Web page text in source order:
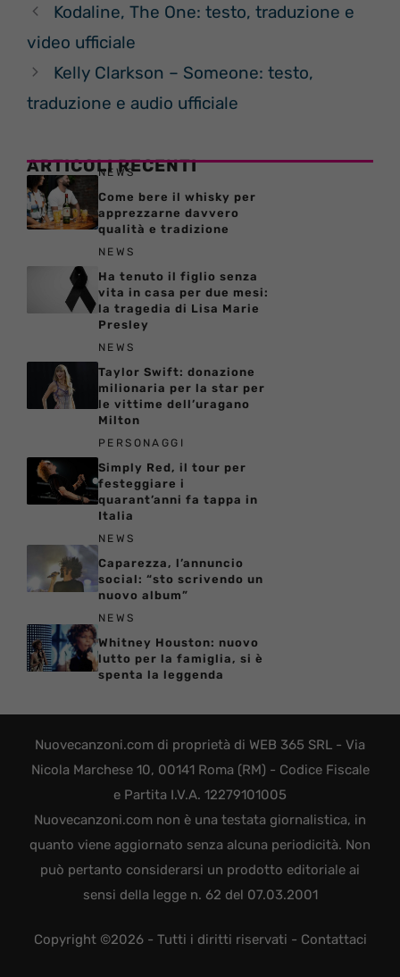
Kodaline, The One: testo, traduzione e
video ufficiale
Kelly Clarkson – Someone: testo,
traduzione e audio ufficiale
ARTICOLI RECENTI
NEWS
Come bere il whisky per
apprezzarne davvero
qualità e tradizione
NEWS
Ha tenuto il figlio senza
vita in casa per due mesi:
la tragedia di Lisa Marie
Presley
NEWS
Taylor Swift: donazione
milionaria per la star per
le vittime dell’uragano
Milton
PERSONAGGI
Simply Red, il tour per
festeggiare i
quarant’anni fa tappa in
Italia
NEWS
Caparezza, l’annuncio
social: “sto scrivendo un
nuovo album”
NEWS
Whitney Houston: nuovo
lutto per la famiglia, si è
spenta la leggenda
Nuovecanzoni.com di proprietà di WEB 365 SRL - Via
Nicola Marchese 10, 00141 Roma (RM) - Codice Fiscale
e Partita I.V.A. 12279101005
Nuovecanzoni.com non è una testata giornalistica, in
quanto viene aggiornato senza alcuna periodicità. Non
può pertanto considerarsi un prodotto editoriale ai
sensi della legge n. 62 del 07.03.2001
Copyright ©2026 - Tutti i diritti riservati - Contattaci